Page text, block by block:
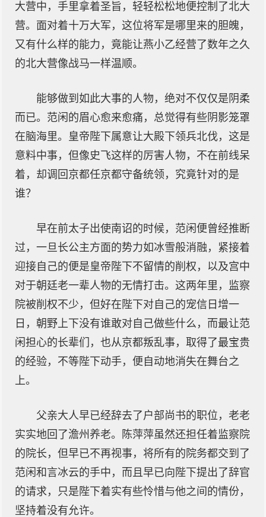
大营中，手里拿着圣旨，轻轻松松地便控制了北大
营。面对着十万大军，这位将军是哪里来的胆魄，
又有什么样的能力，竟能让燕小乙经营了数年之久
的北大营像战马一样温顺。
能够做到如此大事的人物，绝对不仅仅是阴柔
而已。范闲的眉心愈来愈痛，总觉得有些阴影笼罩
在脑海里。皇帝陛下属意让大殿下领兵北伐，这是
意料中事，但像史飞这样的厉害人物，不在前线呆
着，却调回京都任京都守备统领，究竟针对的是
谁？
早在前太子出使南诏的时候，范闲便曾经推断
过，一旦长公主方面的势力如冰雪般消融，紧接着
迎接自己的便是皇帝陛下不留情的削权，以及宫中
对于朝廷老一辈人物的无情打击。这两年里，监察
院被削权不少，但好在陛下对自己的宠信日增一
日，朝野上下没有谁敢对自己做些什么，而最让范
闲担心的长辈们，也从京都叛乱事，取得了最宝贵
的经验，不等陛下动手，便自动地消失在舞台之
上。
父亲大人早已经辞去了户部尚书的职位，老老
实实地回了澹州养老。陈萍萍虽然还担任着监察院
的院长，但早已不再视事，将所有的院务都交到了
范闲和言冰云的手中，而且早已向陛下提出了辞官
的请求，只是陛下着实有些怜惜与他之间的情份，
坚持着没有允许。